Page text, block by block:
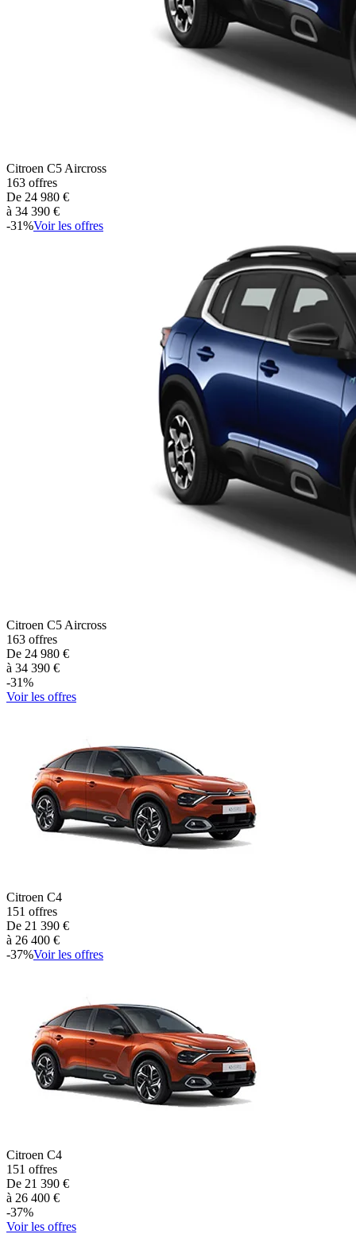
Citroen C5 Aircross
163 offres
De 24 980 €
à 34 390 €
-31%Voir les offres
Citroen C5 Aircross
163 offres
De 24 980 €
à 34 390 €
-31%
Voir les offres
Citroen C4
151 offres
De 21 390 €
à 26 400 €
-37%Voir les offres
Citroen C4
151 offres
De 21 390 €
à 26 400 €
-37%
Voir les offres